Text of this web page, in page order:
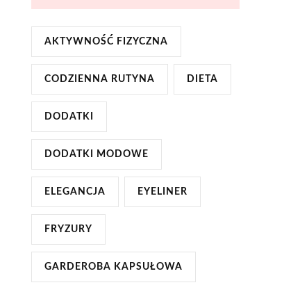
AKTYWNOŚĆ FIZYCZNA
CODZIENNA RUTYNA DIETA
DODATKI
DODATKI MODOWE
ELEGANCJA EYELINER
FRYZURY
GARDEROBA KAPSUŁOWA